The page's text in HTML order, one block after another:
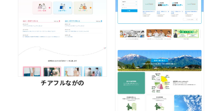
チアフルながの